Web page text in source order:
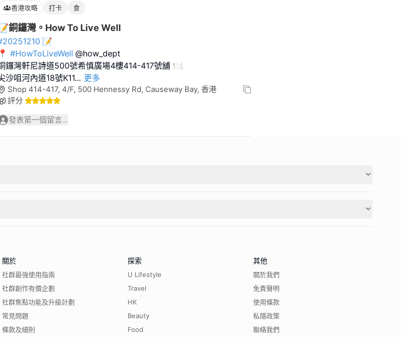
香港攻略 打卡 食
銅鑼灣。How To Live Well
📝
📍 #HowToLiveWell @how_dept
鑼灣軒尼詩道500號希慎廣場4樓414-417號舖 🍽️
沙咀河內道18號K11... 更多
Shop 414-417, 4/F, 500 Hennessy Rd, Causeway Bay, 香港
評分
發表第一個留言...
關於
社群最強使用指南
社群創作有價企劃
社群焦點功能及升級計劃
常見問題
條款及細則
探索
U Lifestyle
Travel
HK
Beauty
Food
其他
關於我們
免責聲明
使用條款
私隱政策
聯絡我們